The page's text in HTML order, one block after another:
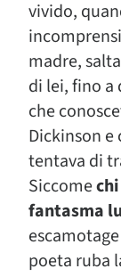
vivido,
madre,
di lei, fino a
che
Dickinson
tentava di
Siccome
fantasma
poeta ruba